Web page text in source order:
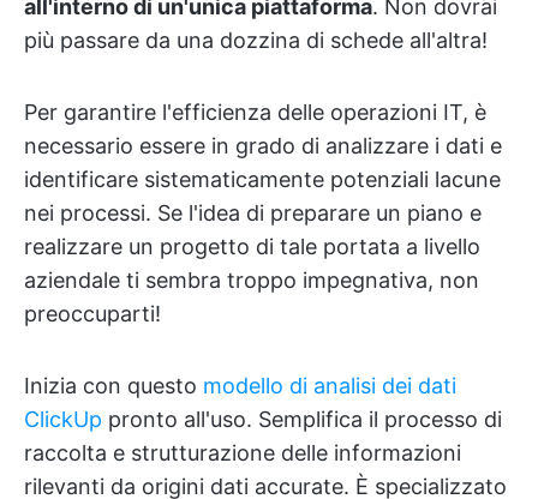
all'interno di un'unica piattaforma. Non dovrai
più passare da una dozzina di schede all'altra!
Per garantire l'efficienza delle operazioni IT, è
necessario essere in grado di analizzare i dati e
identificare sistematicamente potenziali lacune
nei processi. Se l'idea di preparare un piano e
realizzare un progetto di tale portata a livello
aziendale ti sembra troppo impegnativa, non
preoccuparti!
Inizia con questo modello di analisi dei dati
ClickUp pronto all'uso. Semplifica il processo di
raccolta e strutturazione delle informazioni
rilevanti da origini dati accurate. È specializzato